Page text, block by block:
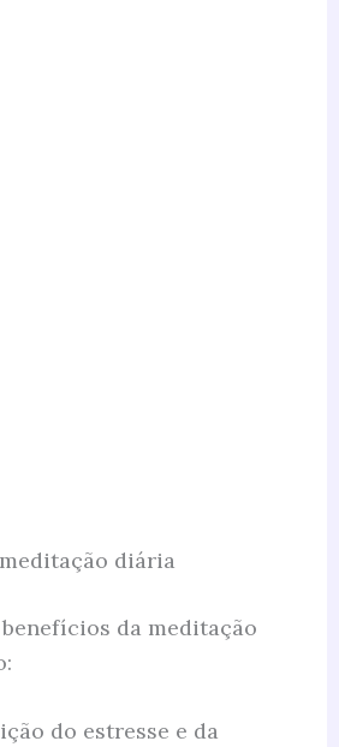
diária
da meditação
do estresse e da